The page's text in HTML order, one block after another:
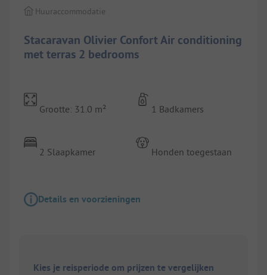
Stacaravan Olivier Confort Air conditioning
met terras 2 bedrooms
Huuraccommodatie
Grootte: 31.0 m²
2 Slaapkamer
1 Badkamers
Honden toegestaan
Details en voorzieningen
Kies je reisperiode om prijzen te vergelijken